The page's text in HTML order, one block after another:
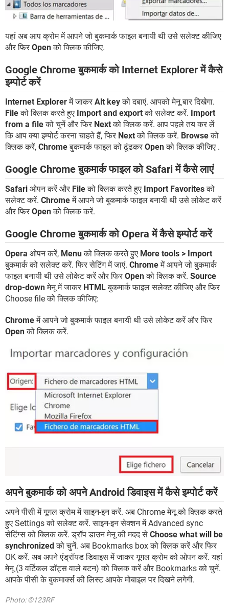
यहां अब आप क्रोम में आपने जो बुकमार्क फाइल बनायी थी उसे सलेक्ट कीजिए
और फिर Openको क्लिक कीजिए.
Google Chrome बुकमार्क को Internet Explorer में कैसे
इम्पोर्ट करें
Internet Explorerमें जाकर Alt keyको दबाएं. आपको मेनू बार दिखेगा.
Fileको क्लिक करते हुए Import and exportको सलेक्ट करें. Import
from a fileको चुनें और फिर Nextको क्लिक करें. आप पहले तय कर लें
कि आप क्या इम्पोर्ट करना चाहते हैं, फिर Nextको क्लिक करें. Browseको
क्लिक करें, Chromeबुकमार्क फाइल को ढूंढकर Openको क्लिक कीजिए .
Google Chrome बुकमार्क फाइल को Safari में कैसे लाएं
Safari ओपन करें और Fileको क्लिक करते हुए Import Favoritesको
सलेक्ट करें. Chromeमें आपने जो बुकमार्क फाइल बनायी थी उसे लोकेट करें
और फिर Openको क्लिक करें.
Google Chrome बुकमार्क को Opera में कैसे इम्पोर्ट करें
Opera ओपन करें, Menuको क्लिक करते हुए More tools > Import
बुकमार्क को सलेक्ट करें. फिर सेटिंग में जाएं. Chromeमें आपने जो बुकमार्क
फाइल बनायी थी उसे लोकेट करें और फिर Openको क्लिक करें. Source
drop-downमेनू में जाकर HTMLबुकमार्क फाइल सलेक्ट कीजिए और फिर
Choose file को क्लिक कीजिए:
Chromeमें आपने जो बुकमार्क फाइल बनायी थी उसे लोकेट करें और फिर
Openको क्लिक करें.
अपने बुकमार्क को अपने Android डिवाइस में कैसे इम्पोर्ट करें
अपने पीसी में गूगल क्रोम में साइन-इन करें. अब Chrome मेनू को क्लिक करते
हुए Settings को सलेक्ट करें. साइन-इन सेक्शन में Advanced sync
सेटिंग्स को क्लिक करें. ड्रॉप डाउन मेनू की मदद से Choose what will be
synchronized को चुनें. अब Bookmarks box को क्लिक करें और फिर
OK करें. अब अपने एंड्रॉयड डिवाइस में जाकर गूगल क्रोम को ओपन करें. यहां
मेनू (3 वर्टिकल डॉट्स वाले बटन) को क्लिक करें और Bookmarks को चुनें.
आपके पीसी के बुकमार्क्स की लिस्ट आपके मोबाइल पर दिखने लगेगी.
Photo: ©123RF